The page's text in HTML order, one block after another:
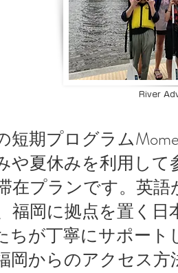
River
期プログラム
や夏休みを利用して
在プランです。英語
福岡に拠点を置く日
ちが丁寧にサポート
岡からのアクセス方